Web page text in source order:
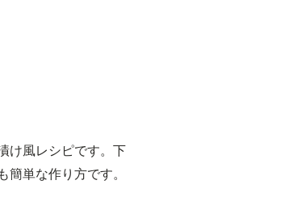
け風レシピです。下
単な作り方です。